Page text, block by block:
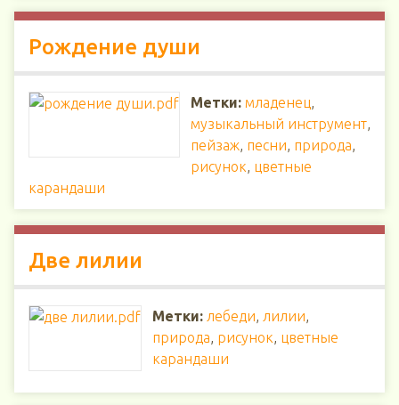
Рождение души
Метки: младенец,
музыкальный инструмент,
пейзаж, песни, природа,
рисунок, цветные
карандаши
Две лилии
Метки: лебеди, лилии,
природа, рисунок, цветные
карандаши